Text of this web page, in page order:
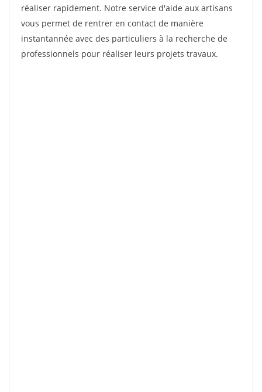
réaliser rapidement. Notre service d'aide aux artisans
vous permet de rentrer en contact de manière
instantannée avec des particuliers à la recherche de
professionnels pour réaliser leurs projets travaux.